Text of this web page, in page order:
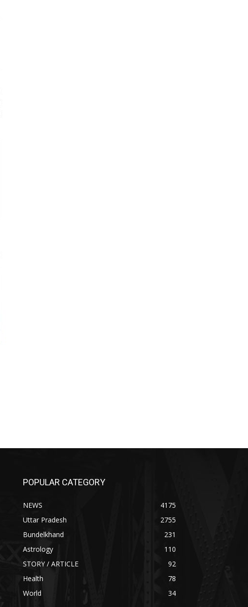
POPULAR CATEGORY
NEWS
4175
Uttar Pradesh
2755
Bundelkhand
231
Astrology
110
STORY / ARTICLE
92
Health
78
World
34